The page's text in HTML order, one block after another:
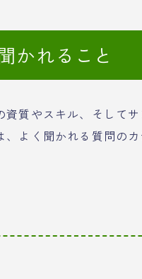
かれること
質やスキル、そしてサ
よく聞かれる質問の